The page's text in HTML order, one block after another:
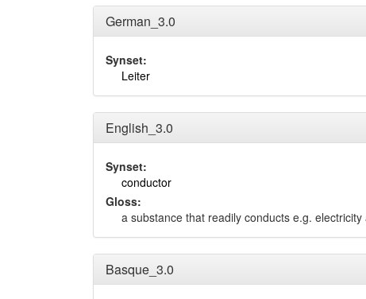
German_3.0
Synset:
Leiter
English_3.0
Synset:
conductor
Gloss:
a substance that readily conducts e.g. electricity
Basque_3.0